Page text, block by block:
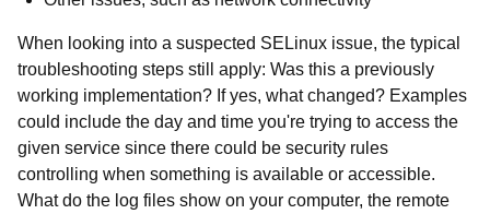
When looking into a suspected SELinux issue, the typical
troubleshooting steps still apply: Was this a previously
working implementation? If yes, what changed? Examples
could include the day and time you're trying to access the
given service since there could be security rules
controlling when something is available or accessible.
What do the log files show on your computer, the remote